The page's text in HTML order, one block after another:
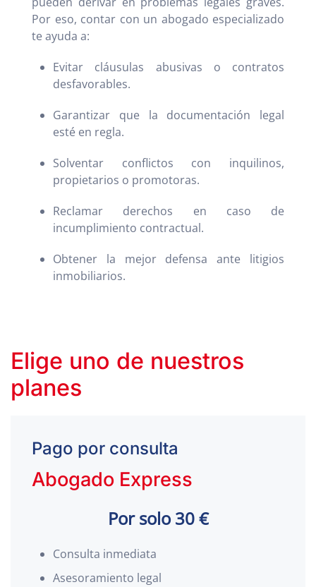
Por eso, contar con un abogado especializado
te ayuda a:
Evitar cláusulas abusivas o contratos
desfavorables.
Garantizar que la documentación legal
esté en regla.
Solventar conflictos con inquilinos,
propietarios o promotoras.
Reclamar derechos en caso de
incumplimiento contractual.
Obtener la mejor defensa ante litigios
inmobiliarios.
Elige uno de nuestros
planes
Pago por consulta
Abogado Express
Por solo 30 €
Consulta inmediata
Asesoramiento legal